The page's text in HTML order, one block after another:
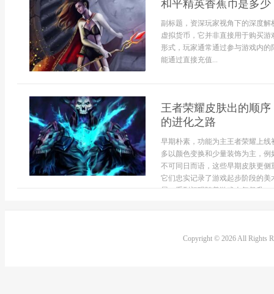
和平精英香蕉币是多
副标题，资深玩家视角下的深度
虚拟货币，它并非直接用于购买
形式，玩家通常通过参与游戏内
能通过直接充值...
王者荣耀皮肤出的顺
的进化之路
早期朴素，功能为主王者荣耀上
多以颜色变换和少量装饰为主，
不可同日而语，这些早期皮肤更
它们忠实记录了游戏起步阶段的
展，系列初现随着游戏人气飙升，
Copyright © 2026 All Rights